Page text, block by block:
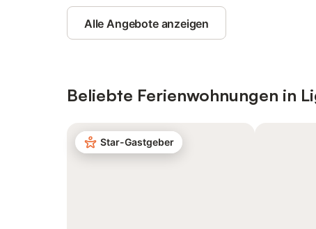
Alle Angebote anzeigen
Beliebte Ferienwohnungen in
Star-Gastgeber